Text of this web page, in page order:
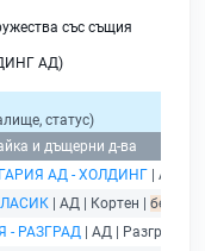
със същия
АД)
статус)
и дъщерни д-ва
АД - ХОЛДИНГ | АД |
| АД | Кортен | без
- РАЗГРАД | АД | Разград |